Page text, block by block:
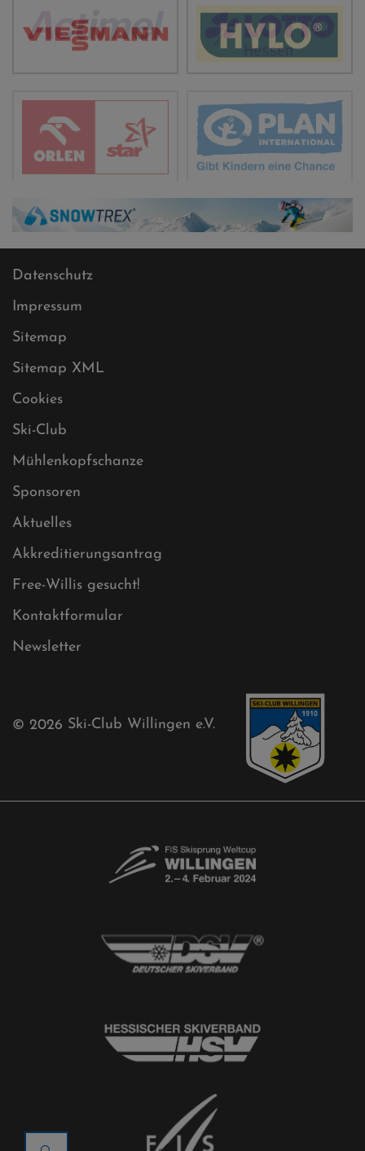
Datenschutz
Impressum
Sitemap
Sitemap XML
Cookies
Ski-Club
Mühlenkopfschanze
Sponsoren
Aktuelles
Kontaktformular